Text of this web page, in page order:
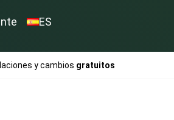
ES
y cambios gratuitos